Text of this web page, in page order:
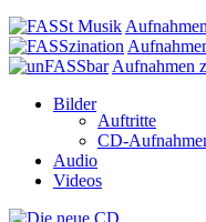
Aufnahmen
Bilder
Auftritte
CD-
Audio
Videos